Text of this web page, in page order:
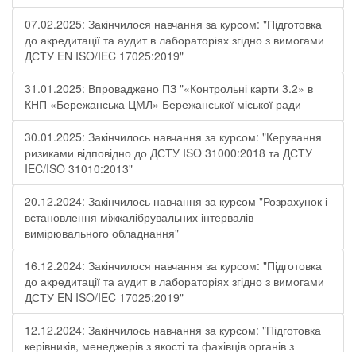
07.02.2025: Закінчилося навчання за курсом: "Підготовка
до акредитації та аудит в лабораторіях згідно з вимогами
ДСТУ EN ISO/IEC 17025:2019"
31.01.2025: Впроваджено ПЗ "«Контрольні карти 3.2» в
КНП «Бережанська ЦМЛ» Бережанської міської ради
30.01.2025: Закінчилось навчання за курсом: "Керування
ризиками відповідно до ДСТУ ISO 31000:2018 та ДСТУ
IEC/ISO 31010:2013"
20.12.2024: Закінчилось навчання за курсом "Розрахунок і
встановлення міжкалібрувальних інтервалів
вимірювального обладнання"
16.12.2024: Закінчилося навчання за курсом: "Підготовка
до акредитації та аудит в лабораторіях згідно з вимогами
ДСТУ EN ISO/IEC 17025:2019"
12.12.2024: Закінчилось навчання за курсом: "Підготовка
керівників, менеджерів з якості та фахівців органів з